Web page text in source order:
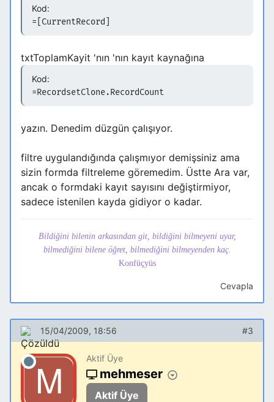
Kod:
=[CurrentRecord]
txtToplamKayit 'nın 'nın kayıt kaynağına
Kod:
=RecordsetClone.RecordCount
yazın. Denedim düzgün çalışıyor.
filtre uygulandığında çalışmıyor demişsiniz ama
sizin formda filtreleme göremedim. Üstte Ara var,
ancak o formdaki kayıt sayısını değiştirmiyor,
sadece istenilen kayda gidiyor o kadar.
Bildiğini bilenin arkasından git, bildiğini bilmeyeni uyar,
bilmediğini bilene öğret, bilmediğini bilmeyenden kaç.
Konfüçyüs
Cevapla
15/04/2009, 18:56 #3
Aktif Üye
mehmeser
Aktif Üye